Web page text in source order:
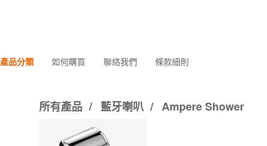
產品分類 如何購買 聯絡我們 條款細則
所有產品 / 藍牙喇叭 / Ampere Shower